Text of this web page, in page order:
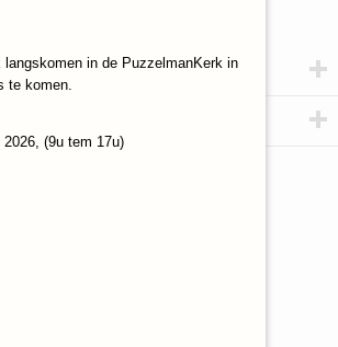
in de PuzzelmanKerk in
te komen.
(9u tem 17u)